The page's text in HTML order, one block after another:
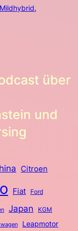
Mildhybrid
über
und
Citroen
Fiat Ford
Japan KGM
Leapmotor